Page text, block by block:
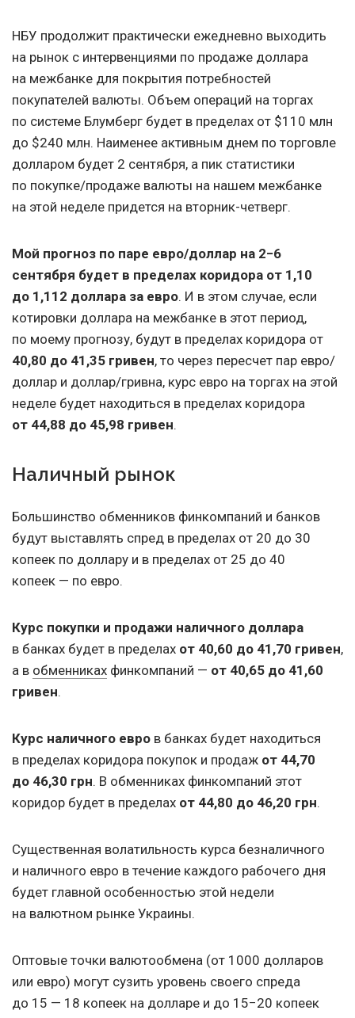
НБУ продолжит практически ежедневно выходить
на рынок с интервенциями по продаже доллара
на межбанке для покрытия потребностей
покупателей валюты. Объем операций на торгах
по системе Блумберг будет в пределах от $110 млн
до $240 млн. Наименее активным днем по торговле
долларом будет 2 сентября, а пик статистики
по покупке/продаже валюты на нашем межбанке
на этой неделе придется на вторник-четверг.
Мой прогноз по паре евро/доллар на 2−6
сентября будет в пределах коридора от 1,10
до 1,112 доллара за евро. И в этом случае, если
котировки доллара на межбанке в этот период,
по моему прогнозу, будут в пределах коридора от
40,80 до 41,35 гривен, то через пересчет пар евро/
доллар и доллар/гривна, курс евро на торгах на этой
неделе будет находиться в пределах коридора
от 44,88 до 45,98 гривен.
Наличный рынок
Большинство обменников финкомпаний и банков
будут выставлять спред в пределах от 20 до 30
копеек по доллару и в пределах от 25 до 40
копеек — по евро.
Курс покупки и продажи наличного доллара
в банках будет в пределах от 40,60 до 41,70 гривен,
а в обменниках финкомпаний — от 40,65 до 41,60
гривен.
Курс наличного евро в банках будет находиться
в пределах коридора покупок и продаж от 44,70
до 46,30 грн. В обменниках финкомпаний этот
коридор будет в пределах от 44,80 до 46,20 грн.
Существенная волатильность курса безналичного
и наличного евро в течение каждого рабочего дня
будет главной особенностью этой недели
на валютном рынке Украины.
Оптовые точки валютообмена (от 1000 долларов
или евро) могут сузить уровень своего спреда
до 15 — 18 копеек на долларе и до 15−20 копеек